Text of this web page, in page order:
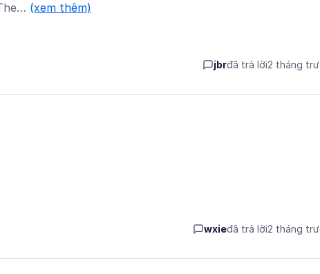
(xem thêm)
jbrđã trả lời2 tháng
wxieđã trả lời2 tháng